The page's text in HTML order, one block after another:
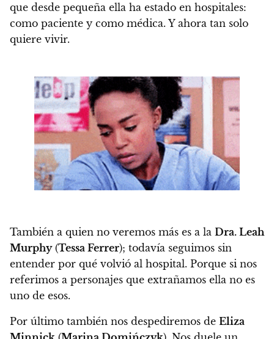
que desde pequeña ella ha estado en hospitales:
como paciente y como médica. Y ahora tan solo
quiere vivir.
También a quien no veremos más es a la Dra. Leah
Murphy(Tessa Ferrer); todavía seguimos sin
entender por qué volvió al hospital. Porque si nos
referimos a personajes que extrañamos ella no es
uno de esos.
Por último también nos despediremos de Eliza